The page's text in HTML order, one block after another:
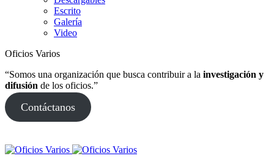
Escrito
Galería
Video
Oficios Varios
“Somos una organización que busca contribuir a la investigación y
difusión de los oficios.”
Contáctanos